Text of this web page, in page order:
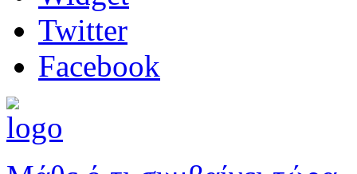
Twitter
Facebook